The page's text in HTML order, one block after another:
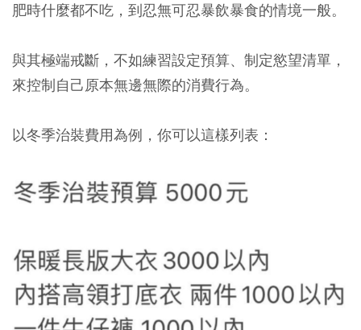
肥時什麼都不吃，到忍無可忍暴飲暴食的情境一般。
與其極端戒斷，不如練習設定預算、制定慾望清單，
來控制自己原本無邊無際的消費行為。
以冬季治裝費用為例，你可以這樣列表：